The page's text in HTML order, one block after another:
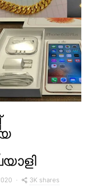
3K shares